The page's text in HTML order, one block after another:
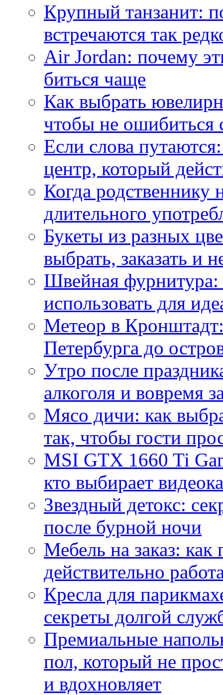
Крупный танзанит:
встречаются так
Air Jordan: почему
биться чаще
Как выбрать
чтобы не ошибиться
Если слова
центр, который
Когда
длительного
Букеты из разных
выбрать, заказать и
Швейная фурнитура:
использовать для
Метеор в
Петербурга до
Утро после
алкоголя и вовремя
Мясо дичи: как
так, чтобы гости
MSI GTX 1660 Ti
кто выбирает
Звездный детокс:
после бурной ночи
Мебель на заказ:
действительно
Кресла для
секреты долгой
Премиальные
пол, который не
и вдохновляет